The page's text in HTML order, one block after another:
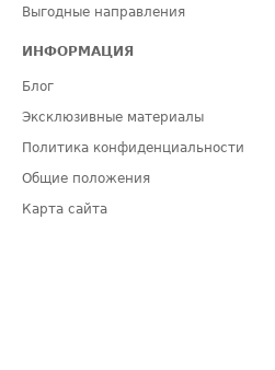
Выгодные направления
ИНФОРМАЦИЯ
Блог
Эксклюзивные материалы
Политика конфиденциальности
Общие положения
Карта сайта